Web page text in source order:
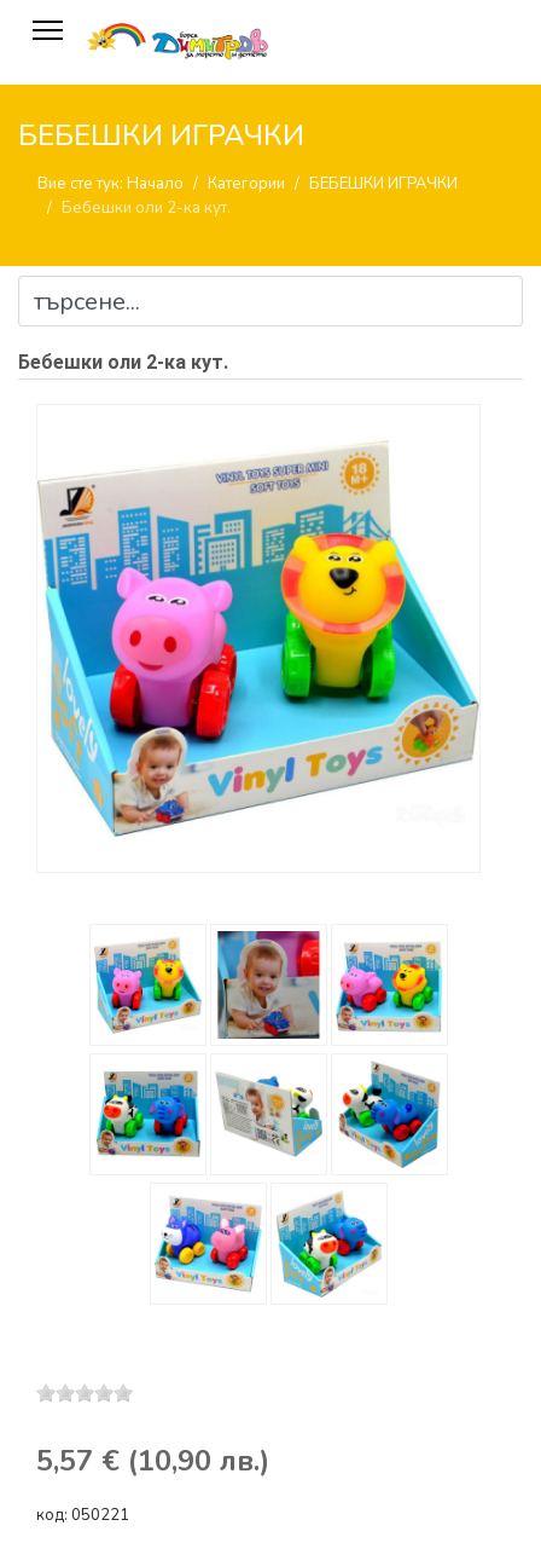
БЕБЕШКИ ИГРАЧКИ
Вие сте тук: Начало Категории
БЕБЕШКИ ИГРАЧКИ
Бебешки оли 2-ка кут.
Бебешки оли 2-ка кут.
5,57 € (10,90 лв.)
код: 050221